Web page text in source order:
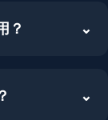
？ ⌄
⌄